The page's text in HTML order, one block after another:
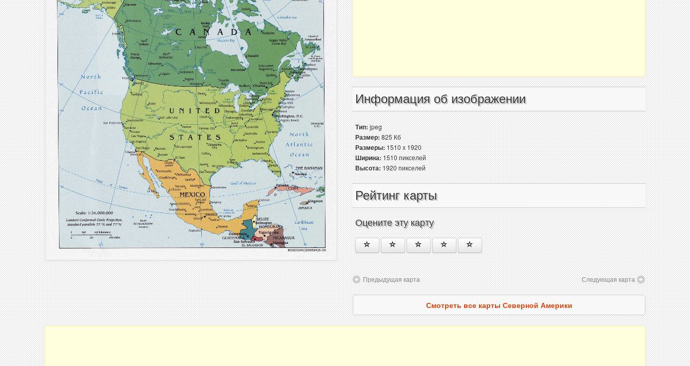
Информация об изображении
Тип:jpeg
Размер:825 Кб
Размеры:1510 x 1920
Ширина:1510 пикселей
Высота:1920 пикселей
Рейтинг карты
Оцените эту карту
Предыдущая карта Следующая карта
Смотреть все карты Северной Америки